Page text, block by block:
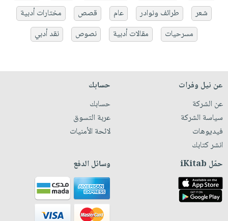
شعر
طرائف ونوادر عام قصص
مختارات أدبية
مسرحيات
مقالات أدبية نصوص نقد أدبي
عن نيل وفرات
عن الشركة
سياسة الشركة
فيديوهات
انشر كتابك
حسابك
حسابك
عربة التسوق
لائحة الأمنيات
حمّل iKitab وسائل الدفع